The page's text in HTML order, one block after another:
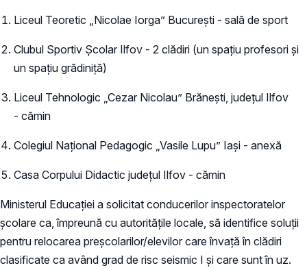
Liceul Teoretic „Nicolae Iorga” București - sală de sport
Clubul Sportiv Școlar Ilfov - 2 clădiri (un spațiu profesori și
un spațiu grădiniță)
Liceul Tehnologic „Cezar Nicolau” Brănești, județul Ilfov
- cămin
Colegiul Național Pedagogic „Vasile Lupu” Iași - anexă
Casa Corpului Didactic județul Ilfov - cămin
Ministerul Educației a solicitat conducerilor inspectoratelor
școlare ca, împreună cu autoritățile locale, să identifice soluții
pentru relocarea preșcolarilor/elevilor care învață în clădiri
clasificate ca având grad de risc seismic I și care sunt în uz.